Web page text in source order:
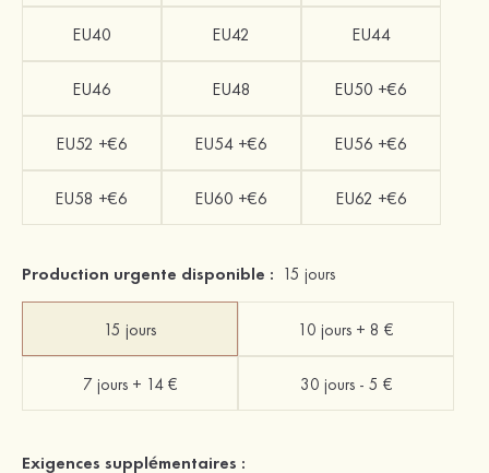
EU40 EU42 EU44
EU46 EU48 EU50 +€6
EU52 +€6 EU54 +€6 EU56 +€6
EU58 +€6 EU60 +€6 EU62 +€6
Production urgente disponible : 15 jours
15 jours 10 jours + 8 €
7 jours + 14 € 30 jours - 5 €
Exigences supplémentaires :